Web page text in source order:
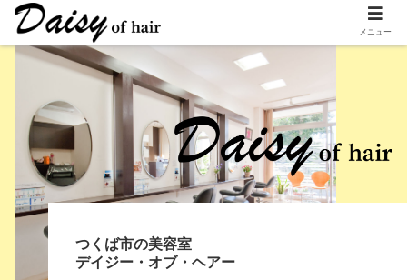
つくば市の美容室
デイジー・オブ・ヘアー
メニュー